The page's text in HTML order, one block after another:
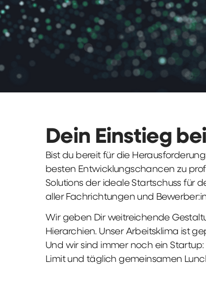
Dein Einstieg
Bist du bereit für die
besten Entwicklungschancen zu
Solutions der ideale Startschuss für
aller Fachrichtungen und
Wir geben Dir weitreichende
Hierarchien. Unser Arbeitsklima ist
Und wir sind immer noch ein
Limit und täglich gemeinsamen